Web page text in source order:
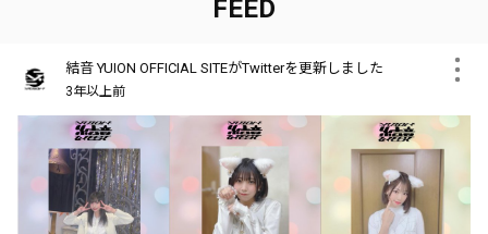
FEED
結音 YUION OFFICIAL SITEがTwitterを更新しました
3年以上前